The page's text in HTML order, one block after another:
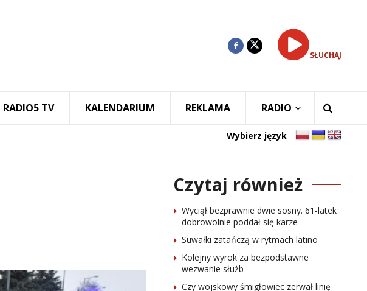
SŁUCHAJ
RADIO5 TV KALENDARIUM REKLAMA RADIO
Wybierz język
Czytaj również
Wyciął bezprawnie dwie sosny. 61-latek
dobrowolnie poddał się karze
Suwałki zatańczą w rytmach latino
Kolejny wyrok za bezpodstawne
wezwanie służb
Czy wojskowy śmigłowiec zerwał linię